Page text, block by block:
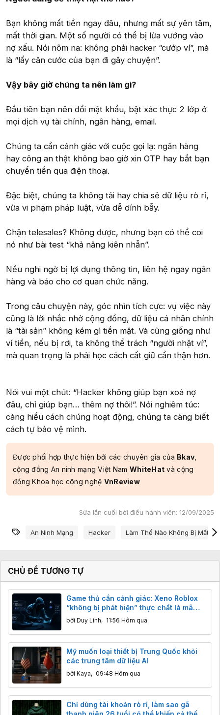
Bạn không mất tiền ngay đâu, nhưng mất sự yên tâm,
mất thời gian. Một số người có thể bị lừa vướng vào
nợ xấu. Nói nôm na: không phải hacker “cướp ví”, mà
là “lấy căn cước của bạn đi gây chuyện”.
Vậy bây giờ chúng ta nên làm gì?
Đầu tiên bạn nên đổi mật khẩu, bật xác thực 2 lớp ở
mọi dịch vụ tài chính, ngân hàng, email.
Chúng ta cần cảnh giác với cuộc gọi lạ: ngân hàng
hay công an thật không bao giờ xin OTP hay bắt bạn
chuyển tiền qua điện thoại.
Đặc biệt, chúng ta không tải hay chia sẻ dữ liệu rò rỉ,
vừa vi phạm pháp luật, vừa dễ dính bẫy.
Chặn telesales? Không được, nhưng bạn có thể coi
nó như bài test “khả năng kiên nhẫn”.
Nếu nghi ngờ bị lợi dụng thông tin, liên hệ ngay ngân
hàng và báo cho cơ quan chức năng.
Trong câu chuyện này, góc nhìn tích cực: vụ việc này
cũng là lời nhắc nhở cộng đồng, dữ liệu cá nhân chính
là “tài sản” không kém gì tiền mặt. Và cũng giống như
ví tiền, nếu bị rơi, ta không thể trách “người nhặt ví”,
mà quan trọng là phải học cách cất giữ cẩn thận hơn.
Nói vui một chút: “Hacker không giúp bạn xoá nợ
đâu, chỉ giúp bạn… thêm nợ thôi!”. Nói nghiêm túc:
càng hiểu cách chúng hoạt động, chúng ta càng biết
cách tự bảo vệ mình.
Được phối hợp thực hiện bởi các chuyên gia của Bkav
cộng đồng An ninh mạng Việt Nam WhiteHat và cộng
đồng Khoa học công nghệ VnReview
Sửa lần cuối bởi điều hành viên: 12/09/2025
Từ khóa
An Ninh Mạng Hacker Làm Thế Nào Không Bị Mất
CHỦ ĐỀ TƯƠNG TỰ
Game thủ cần cảnh giác: Xeno Roblox
“không bị phát hiện” thực chất là mã
độc đánh cắp dữ liệu
bởi Duy Linh, 11:56 Hôm qua
Mỹ muốn loại thiết bị Trung Quốc khỏi
các trung tâm dữ liệu AI
bởi Kaya, 09:48 Hôm qua
Chỉ dùng tài khoản rò rỉ, làm sao gã